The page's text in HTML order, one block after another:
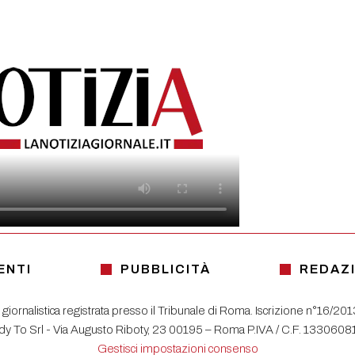
PUBBLICITÀ
registrata presso il Tribunale di Roma. Iscrizione n°16/
To Srl - Via Augusto Riboty, 23 00195 – Roma P.IVA / C.F.
Gestisci impostazioni consenso